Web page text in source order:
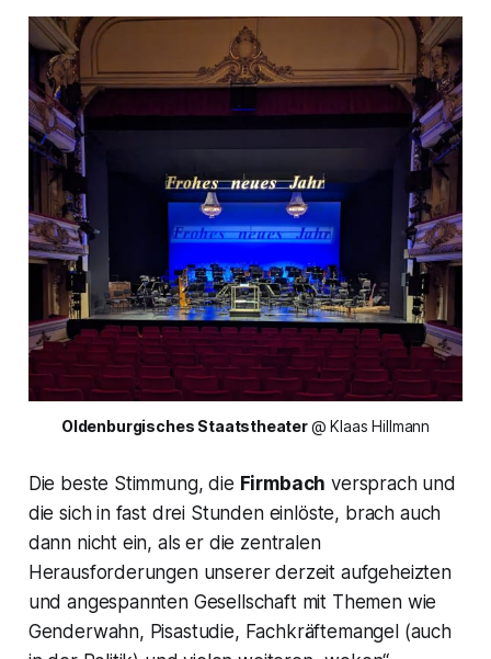
Oldenburgisches Staatstheater @ Klaas Hillmann
Die beste Stimmung, die Firmbach versprach und
die sich in fast drei Stunden einlöste, brach auch
dann nicht ein, als er die zentralen
Herausforderungen unserer derzeit aufgeheizten
und angespannten Gesellschaft mit Themen wie
Genderwahn, Pisastudie, Fachkräftemangel (auch